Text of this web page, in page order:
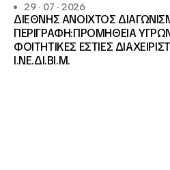
29 · 07 · 2026
ΔΙΕΘΝΗΣ ΑΝΟΙΧΤΟΣ
ΠΕΡΙΓΡΑΦΗ:ΠΡΟΜΗΘΕΙΑ
ΦΟΙΤΗΤΙΚΕΣ ΕΣΤΙΕΣ
Ι.ΝΕ.ΔΙ.ΒΙ.Μ.